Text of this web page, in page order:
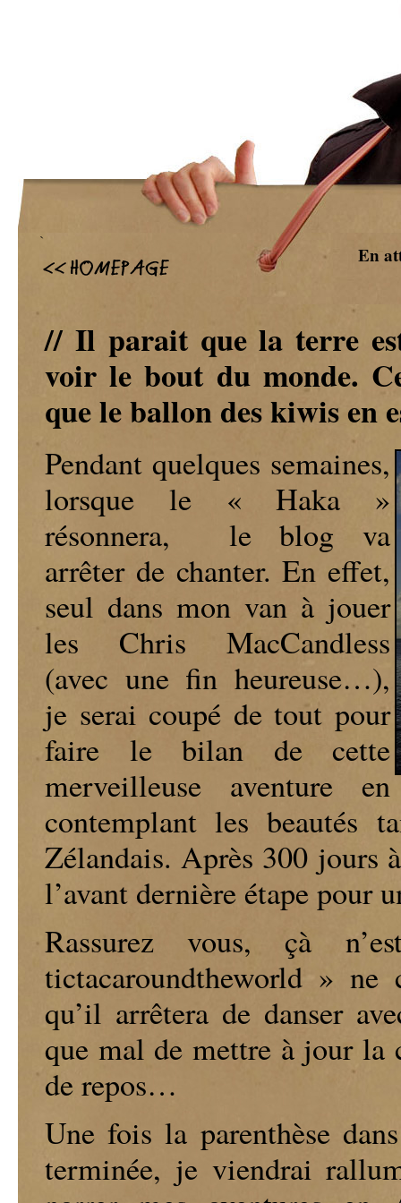
`
En
// Il parait que la terre
voir le bout du monde.
que le ballon des kiwis en
Pendant quelques semaines,
lorsque le « Haka »
résonnera, le blog va
arrêter de chanter. En effet,
seul dans mon van à jouer
les Chris MacCandless
(avec une fin heureuse…),
je serai coupé de tout pour
faire le bilan de cette
merveilleuse aventure en
contemplant les beautés
Zélandais. Après 300 jours
l’avant dernière étape pour
Rassurez vous, çà
tictacaroundtheworld » ne
qu’il arrêtera de danser
que mal de mettre à jourla
de repos…
Une fois la parenthèse
terminée, je viendrai